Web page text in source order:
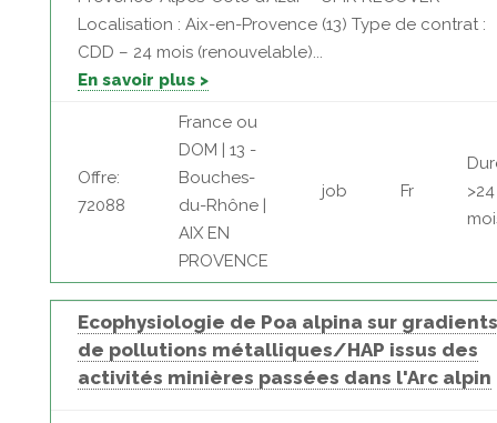
Localisation : Aix-en-Provence (13) Type de contrat :
CDD – 24 mois (renouvelable)...
En savoir plus >
Offre:
72088
France ou
DOM | 13 -
Bouches-
du-Rhône |
AIX EN
PROVENCE
job Fr
>24
Ecophysiologie de Poa alpina sur gradients
de pollutions métalliques/HAP issus des
activités minières passées dans l'Arc alpin